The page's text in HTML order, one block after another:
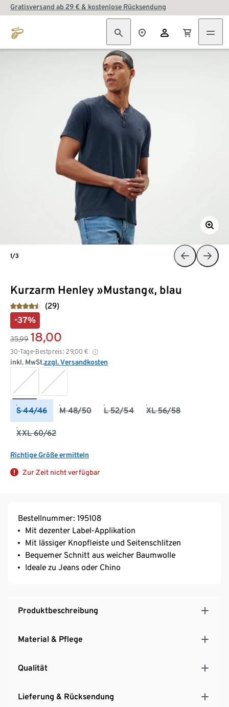
Gratisversand ab 29 € & kostenlose Rücksendung
Kurzarm Henley »Mustang«, blau
(29)
-37%
35,99 18,00
30-Tage-Bestpreis: 29,00 €
inkl. MwSt.zzgl. Versandkosten
S 44/46 M 48/50 L 52/54 XL 56/58
XXL 60/62
Richtige Größe ermitteln
Zur Zeit nicht verfügbar
1/3
Bestellnummer: 195108
Mit dezenter Label-Applikation
Mit lässiger Knopfleiste und Seitenschlitzen
Bequemer Schnitt aus weicher Baumwolle
Ideale zu Jeans oder Chino
Produktbeschreibung
Material & Pflege
Qualität
Lieferung & Rücksendung